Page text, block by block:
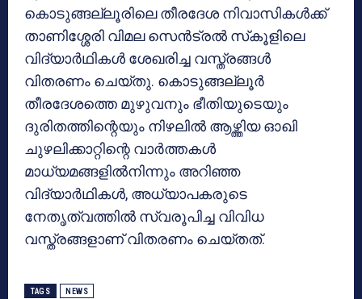
കൊടുങ്ങല്ലൂരിലെ തീരദേശ നിവാസികള്‍ക്ക്
താണിശ്ശേരി വിമല സെന്‍ട്രല്‍ സ്‌കൂളിലെ
വിദ്യാര്‍ഥികള്‍ ശേഖരിച്ച വസ്ത്രങ്ങള്‍
വിതരണം ചെയ്തു. കൊടുങ്ങല്ലൂര്‍
തീരദേശത്തെ മുഴുവനും ഭീതിയുടെയും
ദുരിതത്തിന്റെയും നിഴലില്‍ ആഴ്ത്തിയ ഓഖി
ചുഴലിക്കാറ്റിന്റെ വാര്‍ത്തകള്‍
മാധ്യമങ്ങളില്‍നിന്നും അറിഞ്ഞ
വിദ്യാര്‍ഥികള്‍, അധ്യാപകരുടെ
നേതൃത്വത്തില്‍ സ്വരൂപിച്ച വിവിധ
വസ്ത്രങ്ങളാണ് വിതരണം ചെയ്തത്.
TAGS NEWS